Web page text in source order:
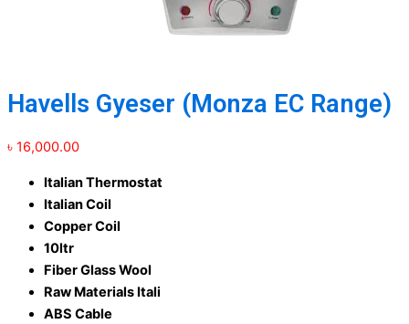
Havells Gyeser (Monza EC Range)
৳ 16,000.00
Italian Thermostat
Italian Coil
Copper Coil
10ltr
Fiber Glass Wool
Raw Materials Itali
ABS Cable